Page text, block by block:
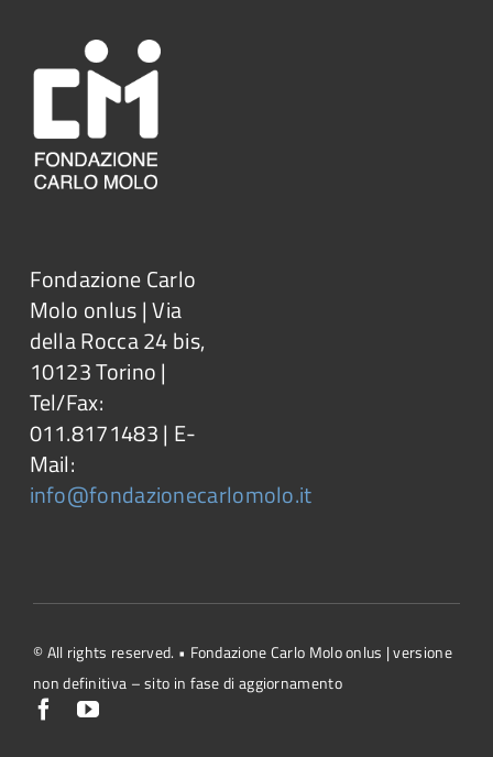
Fondazione Carlo
Molo onlus | Via
della Rocca 24 bis,
10123 Torino |
Tel/Fax:
011.8171483 | E-
Mail:
info@fondazionecarlomolo.it
© All rights reserved. • Fondazione Carlo Molo onlus | versione
non definitiva – sito in fase di aggiornamento